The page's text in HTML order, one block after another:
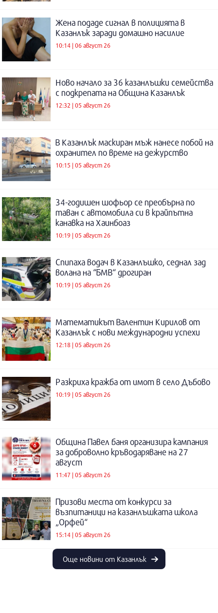
Жена подаде сигнал в полицията в
Казанлък заради домашно насилие
10:14 | 06 август 26
Ново начало за 36 казанлъшки семейства
с подкрепата на Община Казанлък
12:32 | 05 август 26
В Казанлък маскиран мъж нанесе побой на
охранител по време на дежурство
10:15 | 05 август 26
34-годишен шофьор се преобърна по
таван с автомобила си в крайпътна
канавка на Хаинбоаз
10:19 | 05 август 26
Спипаха водач в Казанлъшко, седнал зад
волана на “БМВ“ дрогиран
10:19 | 05 август 26
Математикът Валентин Кирилов от
Казанлък с нови международни успехи
12:18 | 05 август 26
Разкриха кражба от имот в село Дъбово
10:19 | 05 август 26
Община Павел баня организира кампания
за доброволно кръводаряване на 27
август
11:47 | 05 август 26
Призови места от конкурси за
възпитаници на казанлъшката школа
„Орфей“
15:14 | 05 август 26
Още новини от Казанлък